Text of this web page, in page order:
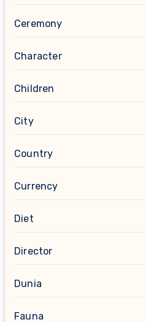
Ceremony
Character
Children
City
Country
Currency
Diet
Director
Dunia
Fauna